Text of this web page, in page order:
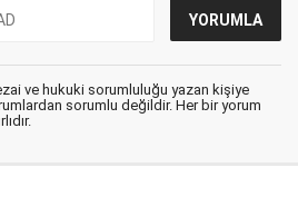
ve hukuki sorumluluğu yazan kişiye
sorumlu değildir. Her bir yorum